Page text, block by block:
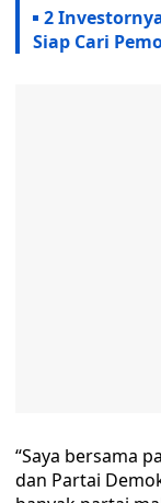
2
Siap Cari
“Saya bersama
dan Partai